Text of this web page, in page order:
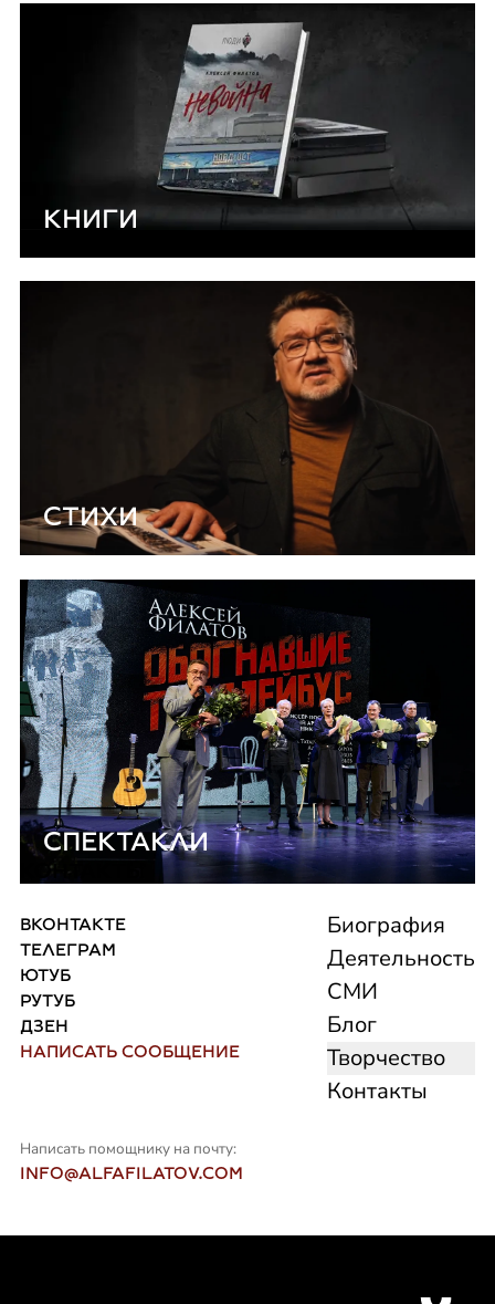
КНИГИ
СТИХИ
СПЕКТАКЛИ
КОНТАКТЫ
ВКОНТАКТЕ
ТЕЛЕГРАМ
ЮТУБ
РУТУБ
ДЗЕН
НАПИСАТЬ СООБЩЕНИЕ
Биография
Деятельность
СМИ
Блог
Творчество
Контакты
Написать помощнику на почту:
INFO@ALFAFILATOV.COM